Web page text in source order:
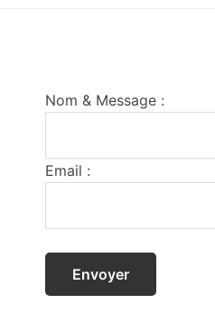
Nom & Message :
Email :